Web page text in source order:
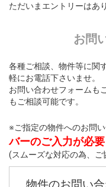
ただいまエントリーはあ
お問
各種ご相談、物件等に関
軽にお電話下さいませ。
お問い合わせフォームも
もご相談可能です。
※ご指定の物件へのお問い
バーのご入力が必
(スムーズな対応の為、
物件のお問い